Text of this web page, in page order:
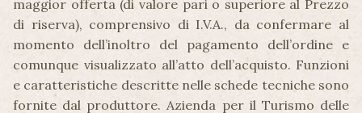
maggior offerta (di valore pari o superiore al Prezzo
di riserva), comprensivo di I.V.A., da confermare al
momento dell’inoltro del pagamento dell’ordine e
comunque visualizzato all’atto dell’acquisto. Funzioni
e caratteristiche descritte nelle schede tecniche sono
fornite dal produttore. Azienda per il Turismo delle